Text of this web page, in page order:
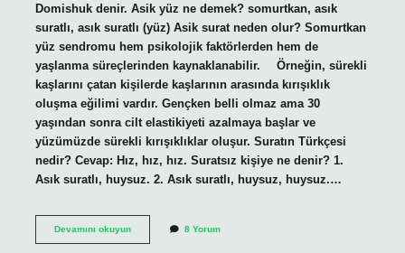
Domishuk denir. Asik yüz ne demek? somurtkan, asık
suratlı, asık suratlı (yüz) Asik surat neden olur? Somurtkan
yüz sendromu hem psikolojik faktörlerden hem de
yaşlanma süreçlerinden kaynaklanabilir. ⠀ Örneğin, sürekli
kaşlarını çatan kişilerde kaşlarının arasında kırışıklık
oluşma eğilimi vardır. Gençken belli olmaz ama 30
yaşından sonra cilt elastikiyeti azalmaya başlar ve
yüzümüzde sürekli kırışıklıklar oluşur. Suratın Türkçesi
nedir? Cevap: Hız, hız, hız. Suratsız kişiye ne denir? 1.
Asık suratlı, huysuz. 2. Asık suratlı, huysuz, huysuz.…
Devamını okuyunAsik
8 Yorum